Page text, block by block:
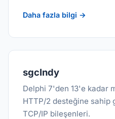
Daha fazla bilgi →
sgcIndy
Delphi 7'den 13'e kadar
HTTP/2 desteğine sahip
TCP/IP bileşenleri.